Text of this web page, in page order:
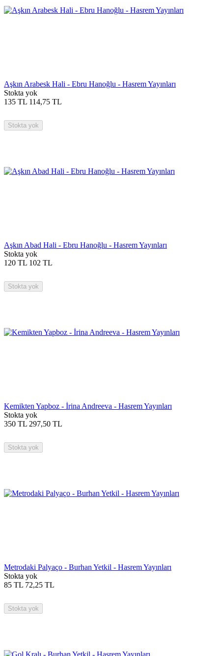
Aşkın Arabesk Hali - Ebru Hanoğlu - Hasrem Yayınları
Stokta yok
135 TL 114,75 TL
Stokta yok
Aşkın Abad Hali - Ebru Hanoğlu - Hasrem Yayınları
Stokta yok
120 TL 102 TL
Stokta yok
Kemikten Yapboz - İrina Andreeva - Hasrem Yayınları
Stokta yok
350 TL 297,50 TL
Stokta yok
Metrodaki Palyaço - Burhan Yetkil - Hasrem Yayınları
Stokta yok
85 TL 72,25 TL
Stokta yok